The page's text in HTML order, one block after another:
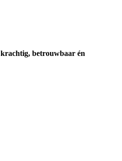
krachtig, betrouwbaar én